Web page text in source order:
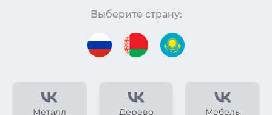
Металл Дерево Мебель
Выберите страну: